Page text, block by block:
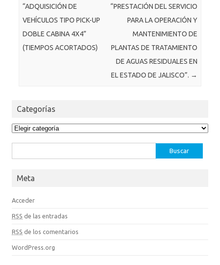
“ADQUISICIÓN DE
VEHÍCULOS TIPO PICK-UP
DOBLE CABINA 4X4”
(TIEMPOS ACORTADOS)
“PRESTACIÓN DEL SERVICIO
PARA LA OPERACIÓN Y
MANTENIMIENTO DE
PLANTAS DE TRATAMIENTO
DE AGUAS RESIDUALES EN
EL ESTADO DE JALISCO”. →
Categorías
Categorías
Meta
Acceder
RSS de las entradas
RSS de los comentarios
WordPress.org